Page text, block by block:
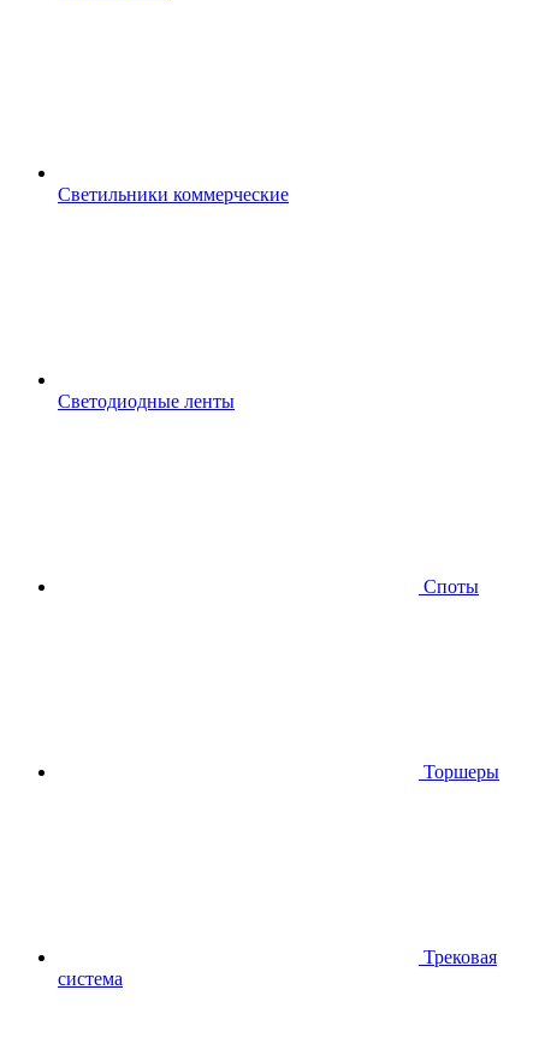
Светильники коммерческие
Светодиодные ленты
Споты
Торшеры
Трековая
система